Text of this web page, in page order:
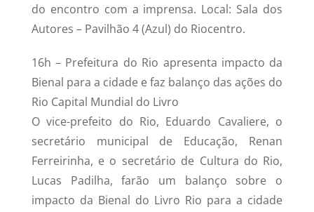
do encontro com a imprensa. Local: Sala dos
Autores – Pavilhão 4 (Azul) do Riocentro.
16h – Prefeitura do Rio apresenta impacto da
Bienal para a cidade e faz balanço das ações do
Rio Capital Mundial do Livro
O vice-prefeito do Rio, Eduardo Cavaliere, o
secretário municipal de Educação, Renan
Ferreirinha, e o secretário de Cultura do Rio,
Lucas Padilha, farão um balanço sobre o
impacto da Bienal do Livro Rio para a cidade